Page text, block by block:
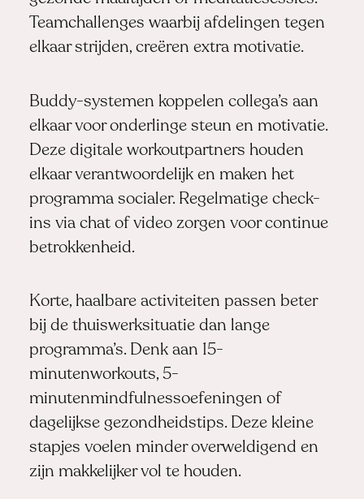
Teamchallenges waarbij afdelingen tegen
elkaar strijden, creëren extra motivatie.
Buddy-systemen koppelen collega’s aan
elkaar voor onderlinge steun en motivatie.
Deze digitale workoutpartners houden
elkaar verantwoordelijk en maken het
programma socialer. Regelmatige check-
ins via chat of video zorgen voor continue
betrokkenheid.
Korte, haalbare activiteiten passen beter
bij de thuiswerksituatie dan lange
programma’s. Denk aan 15-
minutenworkouts, 5-
minutenmindfulnessoefeningen of
dagelijkse gezondheidstips. Deze kleine
stapjes voelen minder overweldigend en
zijn makkelijker vol te houden.